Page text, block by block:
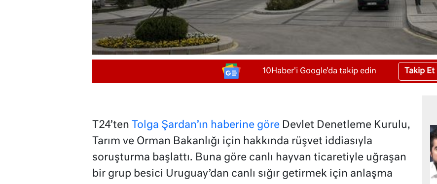
10Haber'i Google'da takip edin Takip Et
T24’ten Tolga Şardan’ın haberine göreDevlet Denetleme Kurulu,
Tarım ve Orman Bakanlığı için hakkında rüşvet iddiasıyla
soruşturma başlattı. Buna göre canlı hayvan ticaretiyle uğraşan
bir grup besici Uruguay’dan canlı sığır getirmek için anlaşma